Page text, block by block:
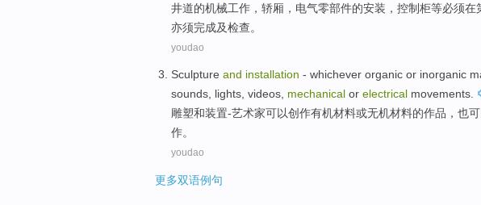
井道的机械工作 ， 轿厢， 电气零部件的安装 ，控制柜等必须在
亦须完成及检查。
youdao
Sculpture and installation - whichever organic or inorganic
sounds, lights, videos, mechanical or electrical movements.
雕塑和装置-艺术家可以创作有机材料或无机材料的作品 ，也
作。
youdao
更多双语例句